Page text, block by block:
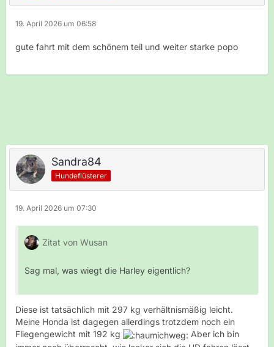
19. April 2026 um 06:58
gute fahrt mit dem schönem teil und weiter starke popo
Sandra84
Hundeflüsterer
19. April 2026 um 07:30
Zitat von Wusan
Sag mal, was wiegt die Harley eigentlich?
Diese ist tatsächlich mit 297 kg verhältnismäßig leicht.
Meine Honda ist dagegen allerdings trotzdem noch ein
Fliegengewicht mit 192 kg
Aber ich bin